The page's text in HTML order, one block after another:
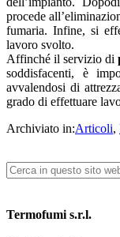
procede
fumaria. Infine, si
lavoro svolto.
Affinché il servizio di
soddisfacenti, è
avvalendosi di
grado di effettuare
Archiviato in:Articoli,
Termofumi s.r.l.